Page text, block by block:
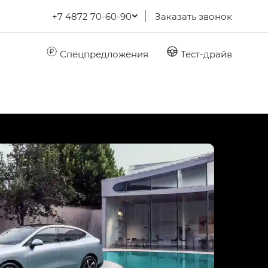
+7 4872 70-60-90 Заказать звонок
Спецпредложения Тест-драйв